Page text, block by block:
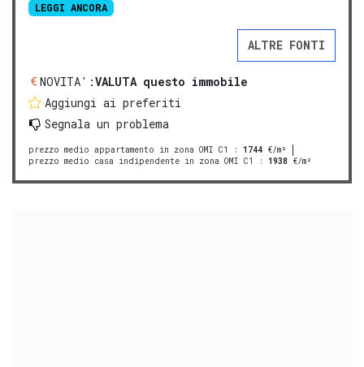
LEGGI ANCORA
ALTRE FONTI
NOVITA':VALUTA questo immobile
Aggiungi ai preferiti
Segnala un problema
prezzo medio appartamento in zona OMI C1 : 1744 €/m²
prezzo medio casa indipendente in zona OMI C1
: 1938 €/m²